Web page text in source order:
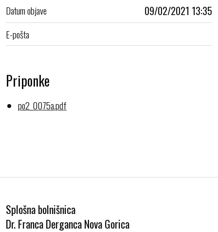
Datum objave 09/02/2021 13:35
E-pošta
Priponke
po2_0075a.pdf
Splošna bolnišnica
Dr. Franca Derganca Nova Gorica